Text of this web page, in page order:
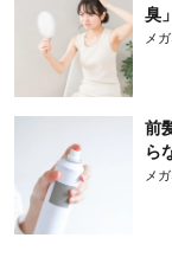
臭
メ
前
ら
メ